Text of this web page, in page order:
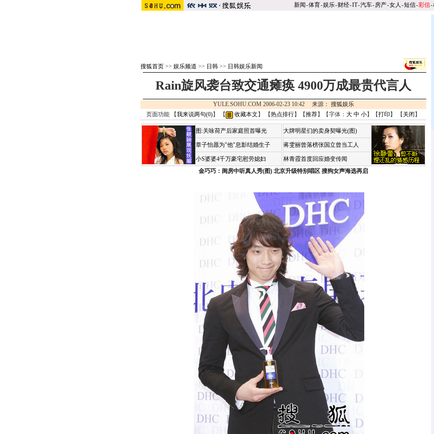
新闻-体育-娱乐-财经-IT-汽车-房产-女人 -短信-彩信-
搜狐首页 >> 娱乐频道 >> 日韩 >> 日韩娱乐新闻
Rain旋风袭台致交通瘫痪 4900万成最贵代言人
YULE.SOHU.COM 2006-02-23 10:42 来源： 搜狐娱乐
页面功能 【我来说两句(0)】 【 收藏本文 】 【热点排行】【推荐】【字体： 大 中 小】【打印 】 【 关闭 】
图:关咏荷产后家庭照首曝光
章子怡愿为"他"息影结婚生子
小S婆婆4千万豪宅慰劳媳妇
大牌明星们的卖身契曝光(图)
蒋雯丽曾落榜张国立曾当工人
林青霞首度回应婚变传闻
金巧巧：闺房中听真人秀(图) 北京升级特别唱区 搜狗女声海选再启